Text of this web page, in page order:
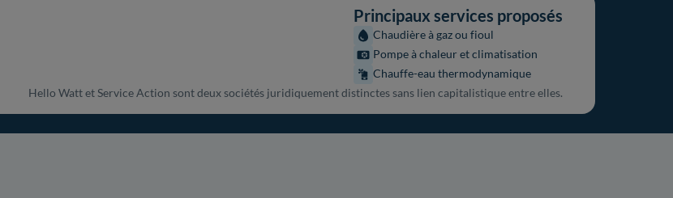
Principaux services proposés
Chaudière à gaz ou fioul
Pompe à chaleur et climatisation
Chauffe-eau thermodynamique
Hello Watt et Service Action sont deux sociétés juridiquement distinctes sans lien capitalistique entre elles.